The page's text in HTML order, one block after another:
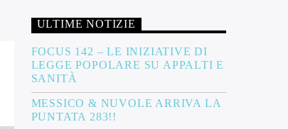
ULTIME NOTIZIE
FOCUS 142 – LE INIZIATIVE DI
LEGGE POPOLARE SU APPALTI E
SANITÀ
MESSICO & NUVOLE ARRIVA LA
PUNTATA 283!!